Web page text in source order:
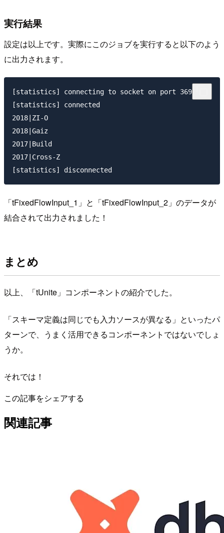
実行結果
設定は以上です。実際にこのジョブを実行すると以下のよう
に出力されます。
[statistics] connecting to socket on port 3697
[statistics] connected
2018|ZI-O
2018|Gaiz
2017|Build
2017|Cross-Z
「tFixedFlowInput_1」と「tFixedFlowInput_2」のデータが
結合されて出力されました！
まとめ
以上、「tUnite」コンポーネントの紹介でした。
「スキーマ定義は同じでも入力ソースが異なる」といったパ
ターンで、うまく活用できるコンポーネントではないでしょ
うか。
それでは！
この記事をシェアする
関連記事